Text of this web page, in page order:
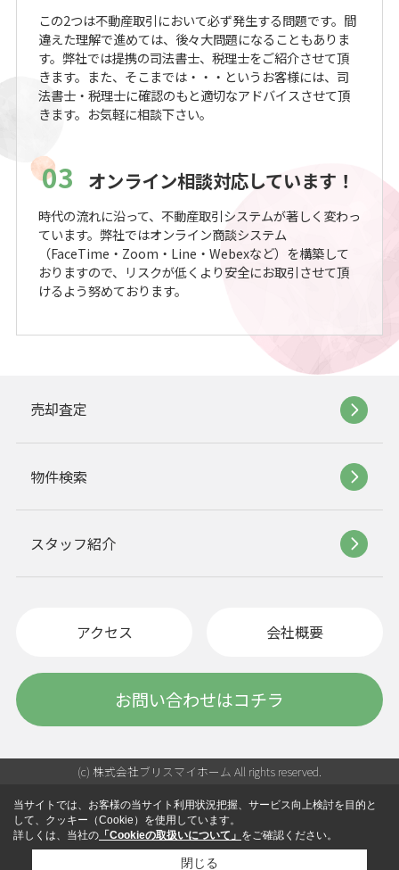
この2つは不動産取引において必ず発生する問題です。間
違えた理解で進めては、後々大問題になることもありま
す。弊社では提携の司法書士、税理士をご紹介させて頂
きます。また、そこまでは・・・というお客様には、司
法書士・税理士に確認のもと適切なアドバイスさせて頂
きます。お気軽に相談下さい。
03 オンライン相談対応しています！
時代の流れに沿って、不動産取引システムが著しく変わっ
ています。弊社ではオンライン商談システム
（FaceTime・Zoom・Line・Webexなど）を構築して
おりますので、リスクが低くより安全にお取引させて頂
けるよう努めております。
売却査定
物件検索
スタッフ紹介
アクセス 会社概要
お問い合わせはコチラ
(c) 株式会社ブリスマイホーム All rights reserved.
当サイトでは、お客様の当サイト利用状況把握、サービス向上検討を目的と
して、クッキー（Cookie）を使用しています。
詳しくは、当社の 「Cookieの取扱いについて」 をご確認ください。
閉じる